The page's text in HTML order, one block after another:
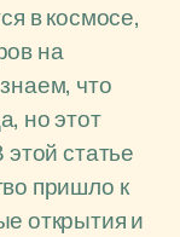
в космосе,
на
что
но этот
статье
пришло к
открытия и